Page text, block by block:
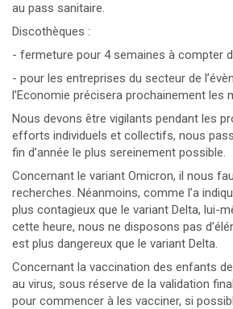
au pass sanitaire.
Discothèques :
- fermeture pour 4 semaines à compter
- pour les entreprises du secteur de
l’Economie précisera prochainement
Nous devons être vigilants pendant les
efforts individuels et collectifs, nous
fin d’année le plus sereinement possible.
Concernant le variant Omicron, il nous
recherches. Néanmoins, comme l’a
plus contagieux que le variant Delta, lui-
cette heure, nous ne disposons pas
est plus dangereux que le variant Delta.
Concernant la vaccination des enfants
au virus, sous réserve de la validation
pour commencer à les vacciner, si